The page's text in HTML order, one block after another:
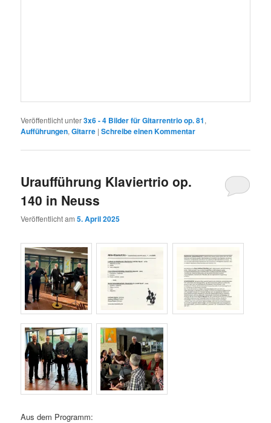
Veröffentlicht unter3x6 - 4 Bilder für Gitarrentrio op. 81,
Aufführungen,Gitarre |Schreibe einen Kommentar
Uraufführung Klaviertrio op.
140 in Neuss
Veröffentlicht am5. April 2025
Aus dem Programm: